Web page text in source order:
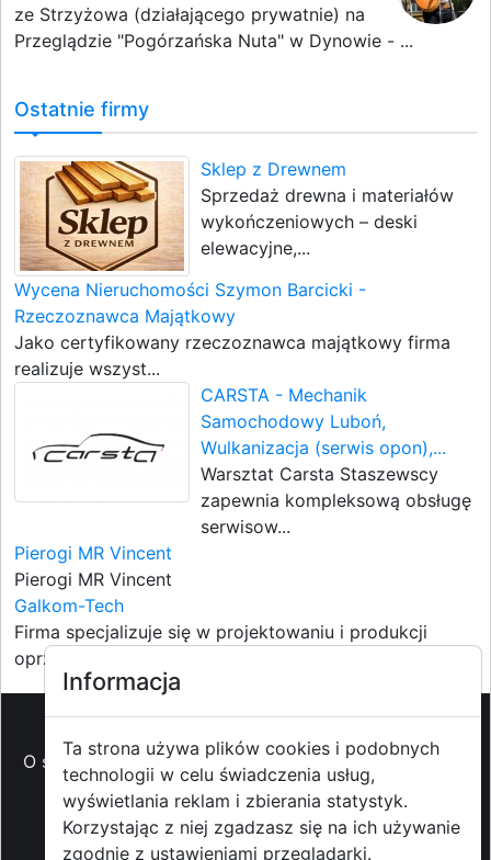
ze Strzyżowa (działającego prywatnie) na
Przeglądzie "Pogórzańska Nuta" w Dynowie - ...
Ostatnie firmy
Sklep z Drewnem
Sprzedaż drewna i materiałów
wykończeniowych – deski
elewacyjne,...
Wycena Nieruchomości Szymon Barcicki -
Rzeczoznawca Majątkowy
Jako certyfikowany rzeczoznawca majątkowy firma
realizuje wszyst...
CARSTA - Mechanik
Samochodowy Luboń,
Wulkanizacja (serwis opon),...
Warsztat Carsta Staszewscy
zapewnia kompleksową obsługę
serwisow...
Pierogi MR Vincent
Pierogi MR Vincent
Galkom-Tech
Firma specjalizuje się w projektowaniu i produkcji
oprzyrządowan...
O strzyzowiak.pl-Reklama-Pomoc (FAQ)-Patronat
medialny - Prawa autorskie- Redakcja i
kontakt -Współpraca z mediami
Informacja
Ta strona używa plików cookies i podobnych
technologii w celu świadczenia usług,
wyświetlania reklam i zbierania statystyk.
Korzystając z niej zgadzasz się na ich używanie
zgodnie z ustawieniami przeglądarki.